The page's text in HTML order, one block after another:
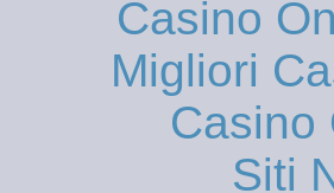
Casino
Migliori
Casino
Siti